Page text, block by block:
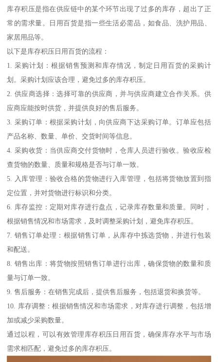
库存积压是指在供应链中的某个环节出现了过多的库存，超出了正
常的需求量。日用百货是指一些生活必需品，如食品、洗护用品、
家居用品等。
以下是库存积压日用百货的流程：
1. 采购计划：根据销售预测和库存情况，制定日用百货的采购计
划。采购计划应该合理，避免过多的库存积压。
2. 供应商选择：选择可靠的供应商，并与供应商建立合作关系。供
应商应能按时供货，并提供良好的售后服务。
3. 采购订单：根据采购计划，向供应商下达采购订单。订单应包括
产品名称、数量、单价、交货时间等信息。
4. 采购收货：当供应商交付货物时，仓库人员进行验收。验收应检
查货物的数量、质量和规格是否与订单一致。
5. 入库管理：验收合格的货物进行入库管理，包括将货物放置到指
定位置，并对货物进行标识和分类。
6. 库存监控：定期对库存进行盘点，记录库存数量和质量。同时，
根据销售情况和市场需求，及时调整采购计划，避免库存积压。
7. 销售订单处理：根据销售订单，从库存中拣选货物，并进行包装
和配送。
8. 销售出库：将货物按照销售订单进行出库，确保货物的数量和质
量与订单一致。
9. 售后服务：在销售完成后，提供售后服务，包括退货和换货等。
10. 库存调整：根据销售情况和市场需求，对库存进行调整，包括增
加或减少采购数量。
通过以程，可以有效管理库存积压日用百货，确保库存水平与市场
需求相匹配，避免过多的库存积压。